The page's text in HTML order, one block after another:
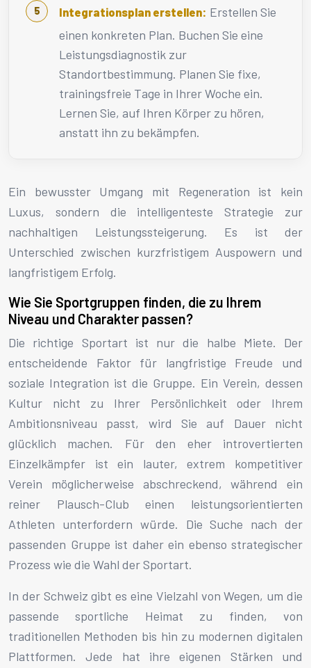
Integrationsplan erstellen: Erstellen Sie
einen konkreten Plan. Buchen Sie eine
Leistungsdiagnostik zur
Standortbestimmung. Planen Sie fixe,
trainingsfreie Tage in Ihrer Woche ein.
Lernen Sie, auf Ihren Körper zu hören,
anstatt ihn zu bekämpfen.
Ein bewusster Umgang mit Regeneration ist kein
Luxus, sondern die intelligenteste Strategie zur
nachhaltigen Leistungssteigerung. Es ist der
Unterschied zwischen kurzfristigem Auspowern und
langfristigem Erfolg.
Wie Sie Sportgruppen finden, die zu Ihrem
Niveau und Charakter passen?
Die richtige Sportart ist nur die halbe Miete. Der
entscheidende Faktor für langfristige Freude und
soziale Integration ist die Gruppe. Ein Verein, dessen
Kultur nicht zu Ihrer Persönlichkeit oder Ihrem
Ambitionsniveau passt, wird Sie auf Dauer nicht
glücklich machen. Für den eher introvertierten
Einzelkämpfer ist ein lauter, extrem kompetitiver
Verein möglicherweise abschreckend, während ein
reiner Plausch-Club einen leistungsorientierten
Athleten unterfordern würde. Die Suche nach der
passenden Gruppe ist daher ein ebenso strategischer
Prozess wie die Wahl der Sportart.
In der Schweiz gibt es eine Vielzahl von Wegen, um die
passende sportliche Heimat zu finden, von
traditionellen Methoden bis hin zu modernen digitalen
Plattformen. Jede hat ihre eigenen Stärken und